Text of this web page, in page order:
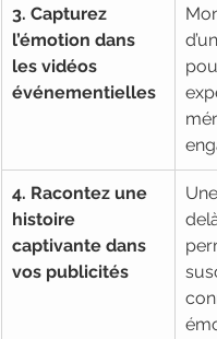
3. Capturez
l’émotion dans
les vidéos
événementielles
4. Racontez une
histoire
captivante dans
vos publicités